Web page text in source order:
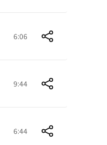
6:06
9:44
6:44